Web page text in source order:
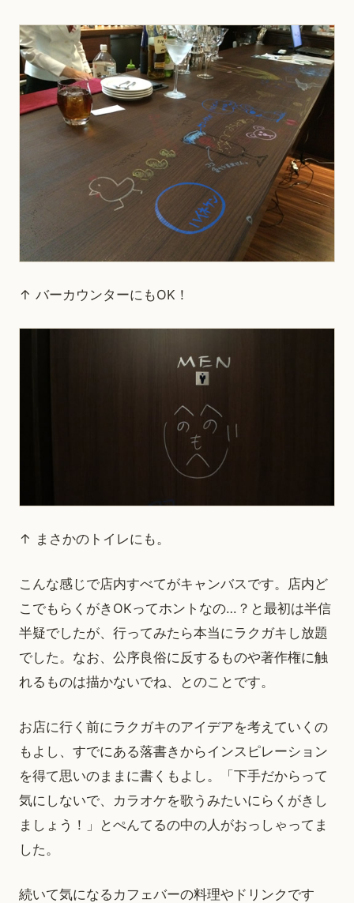
↑ バーカウンターにもOK！
↑ まさかのトイレにも。
こんな感じで店内すべてがキャンバスです。店内ど
こでもらくがきOKってホントなの…？と最初は半信
半疑でしたが、行ってみたら本当にラクガキし放題
でした。なお、公序良俗に反するものや著作権に触
れるものは描かないでね、とのことです。
お店に行く前にラクガキのアイデアを考えていくの
もよし、すでにある落書きからインスピレーション
を得て思いのままに書くもよし。「下手だからって
気にしないで、カラオケを歌うみたいにらくがきし
ましょう！」とぺんてるの中の人がおっしゃってま
した。
続いて気になるカフェバーの料理やドリンクです